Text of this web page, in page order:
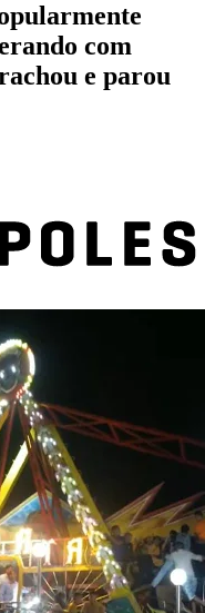
com
e parou